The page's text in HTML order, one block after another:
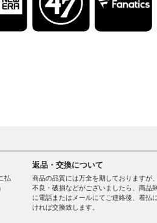
払
返品・交換について
商品の品質には万全を期しておりますが
不良・破損などがございましたら、商品
に電話またはメールにてご連絡後、着払
ければ交換致します。